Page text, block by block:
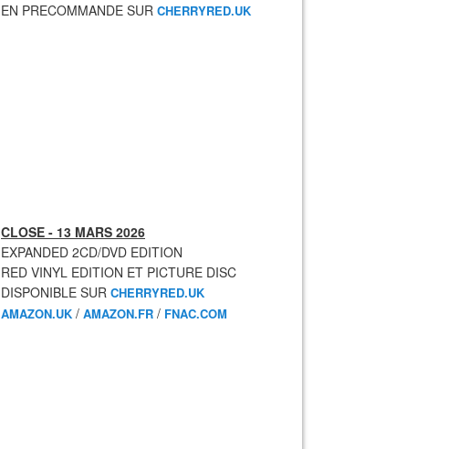
EN PRECOMMANDE SUR CHERRYRED.UK
CLOSE - 13 MARS 2026
EXPANDED 2CD/DVD EDITION
RED VINYL EDITION ET PICTURE DISC
DISPONIBLE SUR CHERRYRED.UK
AMAZON.UK / AMAZON.FR / FNAC.COM